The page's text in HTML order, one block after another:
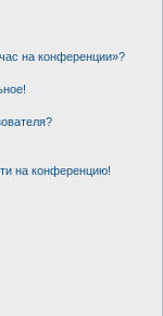
на конференции»?
на конференцию!